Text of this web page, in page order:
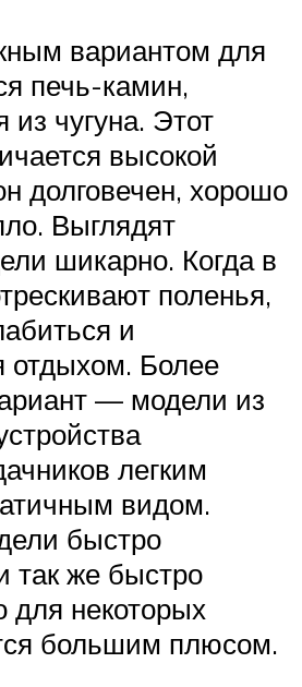
вариантом для
печь-камин,
из чугуна. Этот
высокой
долговечен, хорошо
Выглядят
шикарно. Когда в
поленья,
и
отдыхом. Более
— модели из
легким
видом.
быстро
так же быстро
для некоторых
большим плюсом.